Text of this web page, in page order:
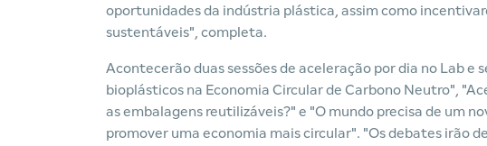
oportunidades da indústria plástica, assim como
sustentáveis", completa.
Acontecerão duas sessões de aceleração por dia no Lab e
bioplásticos na Economia Circular de Carbono Neutro",
as embalagens reutilizáveis?" e "O mundo precisa de um
promover uma economia mais circular". "Os debates irão